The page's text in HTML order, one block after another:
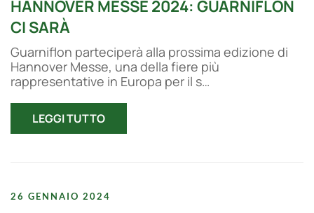
HANNOVER MESSE 2024: GUARNIFLON
CI SARÀ
Guarniflon parteciperà alla prossima edizione di
Hannover Messe, una della fiere più
rappresentative in Europa per il s…
LEGGI TUTTO
26 GENNAIO 2024